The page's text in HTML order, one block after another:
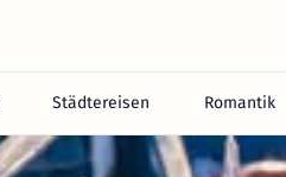
Städtereisen Romantik